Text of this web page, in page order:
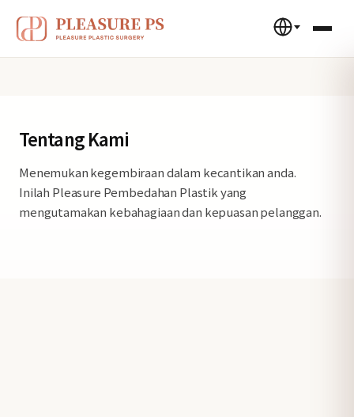
Tentang Kami
Menemukan kegembiraan dalam kecantikan anda.
Inilah Pleasure Pembedahan Plastik yang
mengutamakan kebahagiaan dan kepuasan pelanggan.